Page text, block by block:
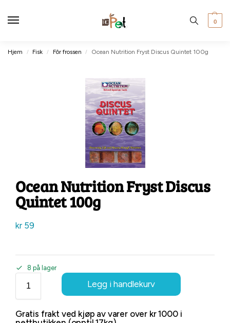
0
Hjem / Fisk / Fôr frossen / Ocean Nutrition Fryst Discus Quintet 100g
Ocean Nutrition Fryst Discus
Quintet 100g
kr59
8 på lager
Legg i handlekurv
Gratis frakt ved kjøp av varer over kr 1000 i